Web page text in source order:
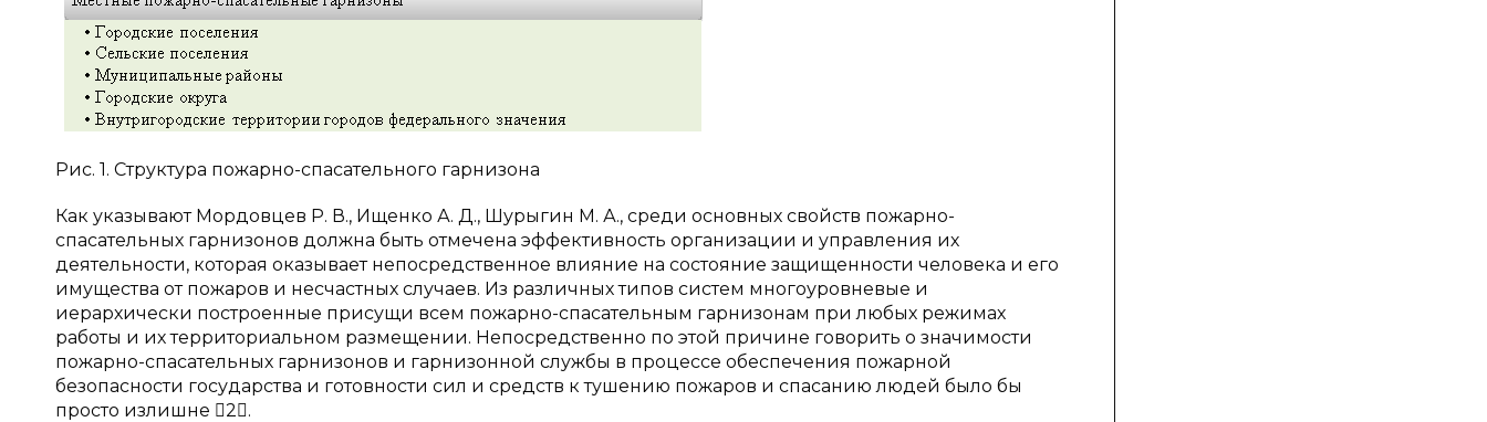
Рис. 1. Структура пожарно-спасательного гарнизона
Как указывают Мордовцев Р. В., Ищенко А. Д., Шурыгин М. А., среди основных свойств пожарно-
спасательных гарнизонов должна быть отмечена эффективность организации и управления их
деятельности, которая оказывает непосредственное влияние на состояние защищенности человека и его
имущества от пожаров и несчастных случаев. Из различных типов систем многоуровневые и
иерархически построенные присущи всем пожарно-спасательным гарнизонам при любых режимах
работы и их территориальном размещении. Непосредственно по этой причине говорить о значимости
пожарно-спасательных гарнизонов и гарнизонной службы в процессе обеспечения пожарной
безопасности государства и готовности сил и средств к тушению пожаров и спасанию людей было бы
просто излишне 2.